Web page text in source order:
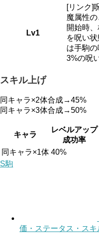
Lv1
[リンク]
魔属性
開始時
を呪い
は手駒
3%の呪
スキル上げ
同キャラ×2体合成→45%
同キャラ×3体合成→50%
キャラ
レベルアップ
成功率
同キャラ×1体 40%
S駒
価・ステータス・スキ